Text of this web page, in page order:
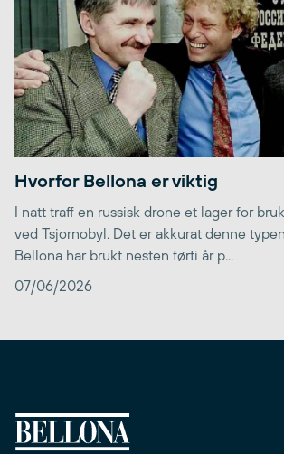
Hvorfor Bellona er viktig
I natt traff en russisk drone et lager for
ved Tsjornobyl. Det er akkurat denne
Bellona har brukt nesten førti år p...
07/06/2026